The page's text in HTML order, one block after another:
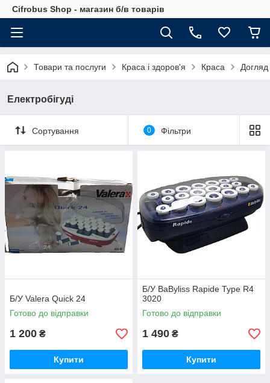
Cifrobus Shop - магазин б/в товарів
Товари та послуги Краса і здоров'я Краса
Електробігуді
Сортування 0 Фільтри
Б/У Valera Quick 24
Готово до відправки
1 200 ₴
Купити
Б/У BaByliss Rapide Type R4
3020
Готово до відправки
1 490 ₴
Купити